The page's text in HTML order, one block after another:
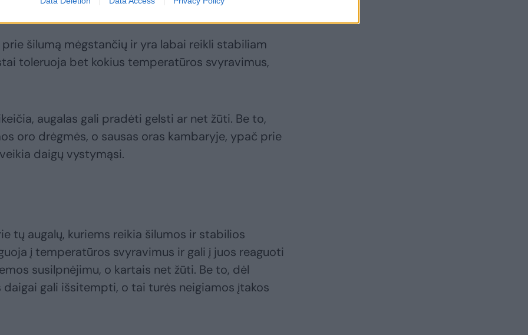
šilumą mėgstančių ir yra labai reikli stabiliam
toleruoja bet kokius temperatūros svyravimus,
augalas gali pradėti gelsti ar net žūti. Be to,
oro drėgmės, o sausas oras kambaryje, ypač prie
daigų vystymąsi.
tų augalų, kuriems reikia šilumos ir stabilios
į temperatūros svyravimus ir gali į juos reaguoti
susilpnėjimu, o kartais net žūti. Be to, dėl
daigai gali išsitempti, o tai turės neigiamos įtakos